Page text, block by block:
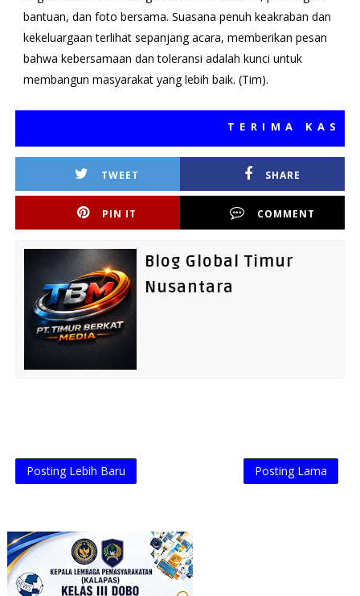
bantuan, dan foto bersama. Suasana penuh keakraban dan
kekeluargaan terlihat sepanjang acara, memberikan pesan
bahwa kebersamaan dan toleransi adalah kunci untuk
membangun masyarakat yang lebih baik. (Tim).
TERIMA KASIH
TWEET SHARE
PIN IT COMMENT
Blog Global Timur
Nusantara
Posting Lebih Baru Posting Lama